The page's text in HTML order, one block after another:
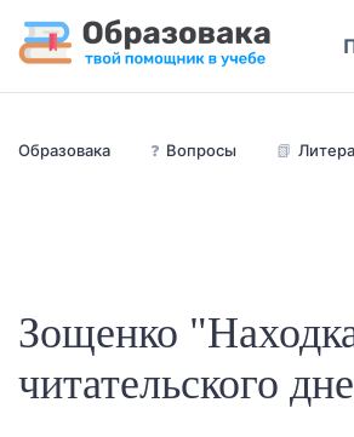
Образовака ❓ Вопросы 📗
Зощенко
читательского